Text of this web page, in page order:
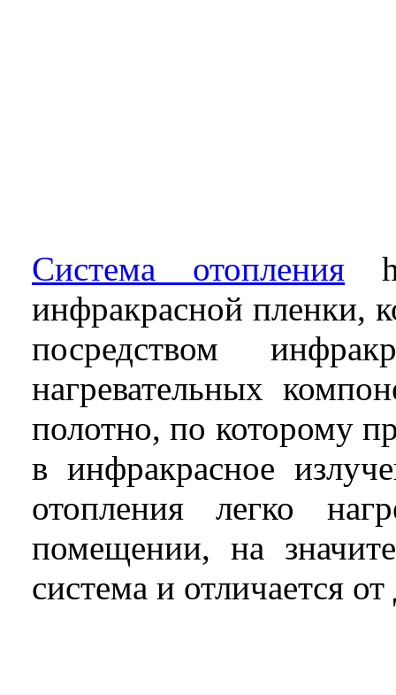
Система отопления
инфракрасной пленки,
посредством
нагревательных
полотно, по которому
в инфракрасное
отопления легко
помещении, на
система и отличается